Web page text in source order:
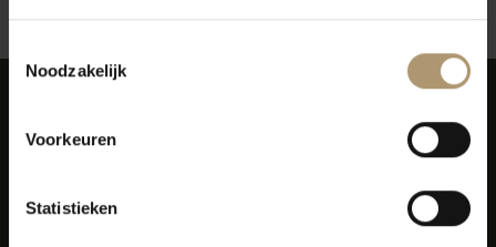
Noodzakelijk
Voorkeuren
Statistieken
Simon van Capelweg 127